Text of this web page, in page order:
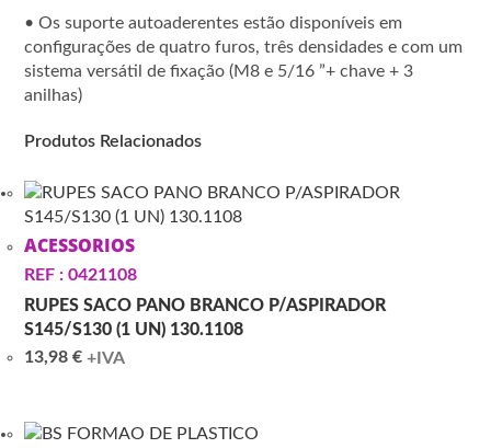
• Os suporte autoaderentes estão disponíveis em
configurações de quatro furos, três densidades e com um
sistema versátil de fixação (M8 e 5/16 ”+ chave + 3
anilhas)
Produtos Relacionados
ACESSORIOS
REF : 0421108
RUPES SACO PANO BRANCO P/ASPIRADOR
S145/S130 (1 UN) 130.1108
13,98€ +IVA